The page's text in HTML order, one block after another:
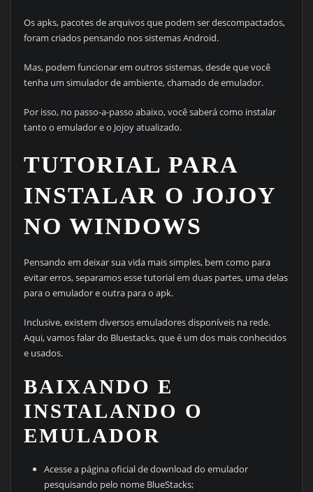
Os apks, pacotes de arquivos que podem ser descompactados,
foram criados pensando nos sistemas Android.
Mas, podem funcionar em outros sistemas, desde que você
tenha um simulador de ambiente, chamado de emulador.
Por isso, no passo-a-passo abaixo, você saberá como instalar
tanto o emulador e o Jojoy atualizado.
TUTORIAL PARA
INSTALAR O JOJOY
NO WINDOWS
Pensando em deixar sua vida mais simples, bem como para
evitar erros, separamos esse tutorial em duas partes, uma delas
para o emulador e outra para o apk.
Inclusive, existem diversos emuladores disponíveis na rede.
Aqui, vamos falar do Bluestacks, que é um dos mais conhecidos
e usados.
BAIXANDO E
INSTALANDO O
EMULADOR
Acesse a página oficial de download do emulador
pesquisando pelo nome BlueStacks;